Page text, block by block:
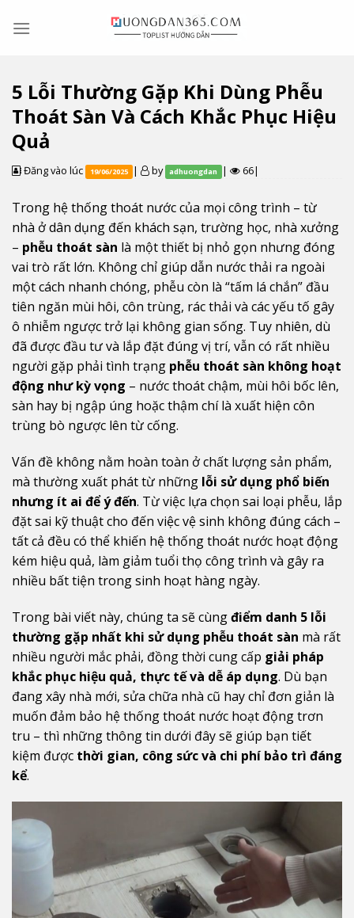
5 Lỗi Thường Gặp Khi Dùng Phễu
Thoát Sàn Và Cách Khắc Phục Hiệu
Quả
Đăng vào lúc 19/06/2025 | by adhuongdan | 66|
Trong hệ thống thoát nước của mọi công trình – từ
nhà ở dân dụng đến khách sạn, trường học, nhà xưởng
– phễu thoát sàn là một thiết bị nhỏ gọn nhưng đóng
vai trò rất lớn. Không chỉ giúp dẫn nước thải ra ngoài
một cách nhanh chóng, phễu còn là “tấm lá chắn” đầu
tiên ngăn mùi hôi, côn trùng, rác thải và các yếu tố gây
ô nhiễm ngược trở lại không gian sống. Tuy nhiên, dù
đã được đầu tư và lắp đặt đúng vị trí, vẫn có rất nhiều
người gặp phải tình trạng phễu thoát sàn không hoạt
động như kỳ vọng – nước thoát chậm, mùi hôi bốc lên,
sàn hay bị ngập úng hoặc thậm chí là xuất hiện côn
trùng bò ngược lên từ cống.
Vấn đề không nằm hoàn toàn ở chất lượng sản phẩm,
mà thường xuất phát từ những lỗi sử dụng phổ biến
nhưng ít ai để ý đến. Từ việc lựa chọn sai loại phễu, lắp
đặt sai kỹ thuật cho đến việc vệ sinh không đúng cách –
tất cả đều có thể khiến hệ thống thoát nước hoạt động
kém hiệu quả, làm giảm tuổi thọ công trình và gây ra
nhiều bất tiện trong sinh hoạt hàng ngày.
Trong bài viết này, chúng ta sẽ cùngđiểm danh 5 lỗi
thường gặp nhất khi sử dụng phễu thoát sàn mà rất
nhiều người mắc phải, đồng thời cung cấp giải pháp
khắc phục hiệu quả, thực tế và dễ áp dụng. Dù bạn
đang xây nhà mới, sửa chữa nhà cũ hay chỉ đơn giản là
muốn đảm bảo hệ thống thoát nước hoạt động trơn
tru – thì những thông tin dưới đây sẽ giúp bạn tiết
kiệm được thời gian, công sức và chi phí bảo trì đáng
kể.